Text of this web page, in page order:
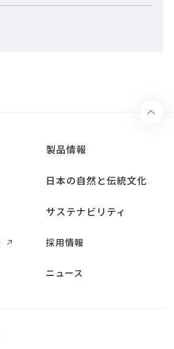
製品情報
日本の自然と伝統文化
サステナビリティ
採用情報
ニュース